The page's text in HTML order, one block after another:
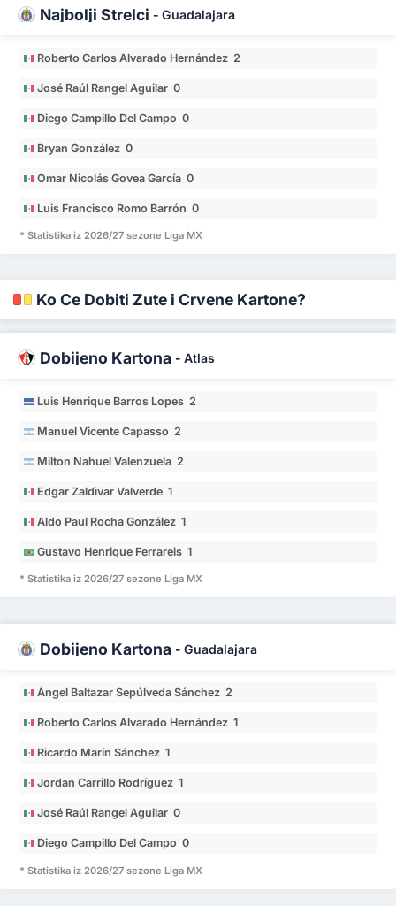
Najbolji Strelci - Guadalajara
Roberto Carlos Alvarado Hernández 2
José Raúl Rangel Aguilar 0
Diego Campillo Del Campo 0
Bryan González 0
Omar Nicolás Govea García 0
Luis Francisco Romo Barrón 0
* Statistika iz 2026/27 sezone Liga MX
Ko Će Dobiti Žute i Crvene Kartone?
Dobijeno Kartona - Atlas
Luis Henrique Barros Lopes 2
Manuel Vicente Capasso 2
Milton Nahuel Valenzuela 2
Edgar Zaldivar Valverde 1
Aldo Paul Rocha González 1
Gustavo Henrique Ferrareis 1
* Statistika iz 2026/27 sezone Liga MX
Dobijeno Kartona - Guadalajara
Ángel Baltazar Sepúlveda Sánchez 2
Roberto Carlos Alvarado Hernández 1
Ricardo Marín Sánchez 1
Jordan Carrillo Rodríguez 1
José Raúl Rangel Aguilar 0
Diego Campillo Del Campo 0
* Statistika iz 2026/27 sezone Liga MX